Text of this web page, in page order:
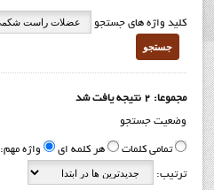
کلید واژه های جستجو
جستجو
مجموعا: 2 نتیجه یافت شد
وضعیت جستجو
تمامی کلمات هر کلمه ای واژه مهم:
ترتیب: